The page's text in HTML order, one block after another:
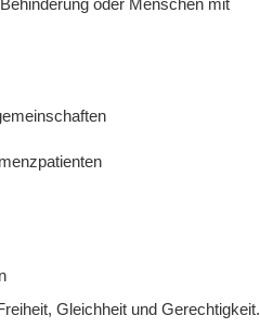
oder Menschen mit
Gleichheit und Gerechtigkeit.